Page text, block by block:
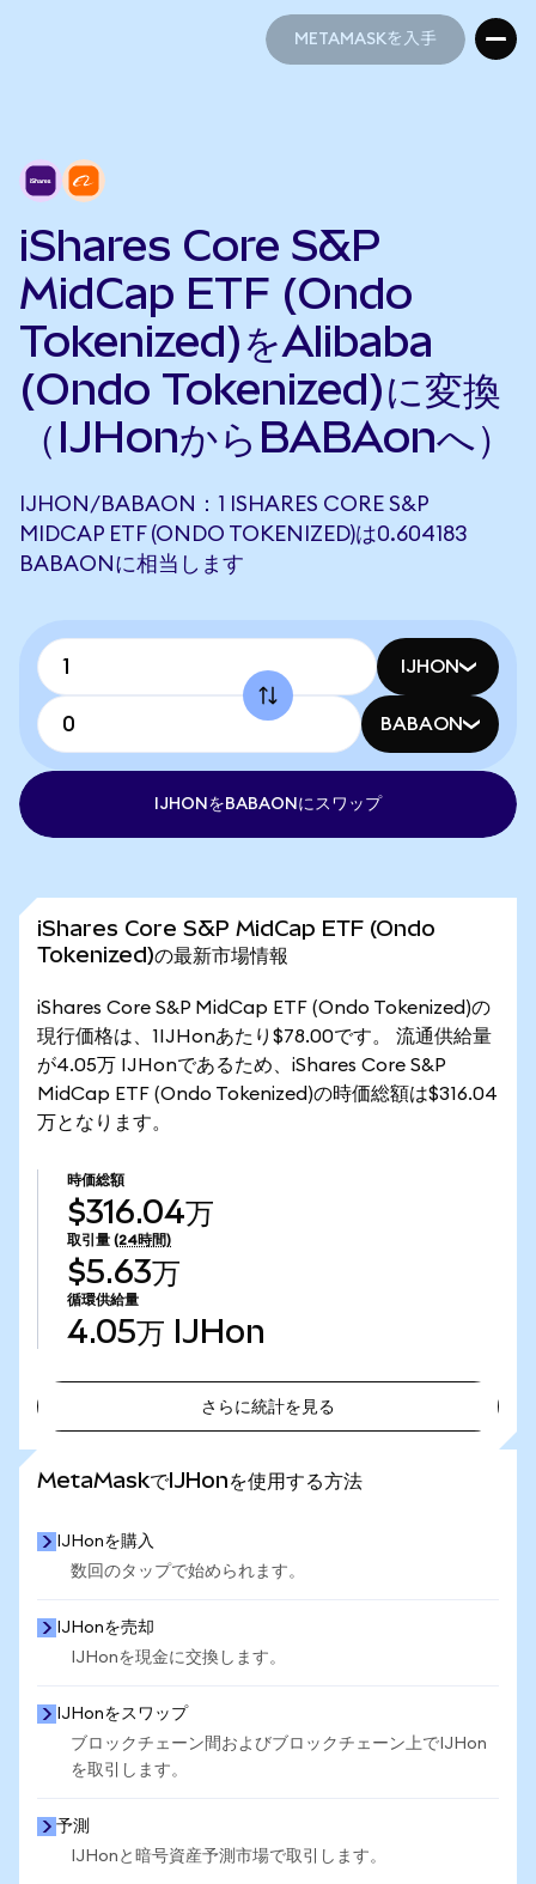
METAMASKを入手
iShares Core S&P
MidCap ETF (Ondo
Tokenized)をAlibaba
(Ondo Tokenized)に変換
（IJHonからBABAonへ）
IJHON/BABAON：1 ISHARES CORE S&P
MIDCAP ETF (ONDO TOKENIZED)は0.604183
BABAONに相当します
IJHON
BABAON
IJHONをBABAONにスワップ
iShares Core S&P MidCap ETF (Ondo
Tokenized)の最新市場情報
iShares Core S&P MidCap ETF (Ondo Tokenized)の
現行価格は、1IJHonあたり$78.00です。 流通供給量
が4.05万 IJHonであるため、iShares Core S&P
MidCap ETF (Ondo Tokenized)の時価総額は$316.04
万となります。
時価総額
$316.04万
取引量 (24時間)
$5.63万
循環供給量
4.05万 IJHon
さらに統計を見る
MetaMaskでIJHonを使用する方法
IJHonを購入
数回のタップで始められます。
IJHonを売却
IJHonを現金に交換します。
IJHonをスワップ
ブロックチェーン間およびブロックチェーン上でIJHon
を取引します。
予測
IJHonと暗号資産予測市場で取引します。